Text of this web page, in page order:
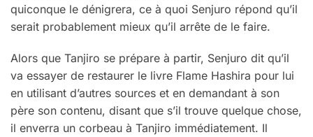
quiconque le dénigrera, ce à quoi Senjuro répond qu’il
serait probablement mieux qu’il arrête de le faire.
Alors que Tanjiro se prépare à partir, Senjuro dit qu’il
va essayer de restaurer le livre Flame Hashira pour lui
en utilisant d’autres sources et en demandant à son
père son contenu, disant que s’il trouve quelque chose,
il enverra un corbeau à Tanjiro immédiatement. Il